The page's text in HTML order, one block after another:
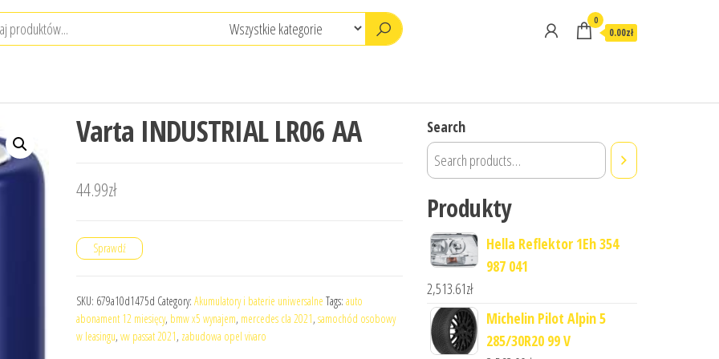
0
0.00zł
Varta INDUSTRIAL LR06 AA
44.99zł
Sprawdź
SKU: 679a10d1475d Category: Akumulatory i baterie uniwersalne Tags: auto
abonament 12 miesięcy, bmw x5 wynajem, mercedes cla 2021, samochód osobowy
w leasingu, vw passat 2021, zabudowa opel vivaro
Search
Produkty
Hella Reflektor 1Eh 354
987 041
2,513.61zł
Michelin Pilot Alpin 5
285/30R20 99 V